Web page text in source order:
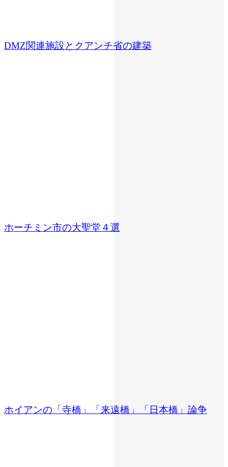
DMZ関連施設とクアンチ省の建築
ホーチミン市の大聖堂４選
ホイアンの「寺橋」「来遠橋」「日本橋」論争